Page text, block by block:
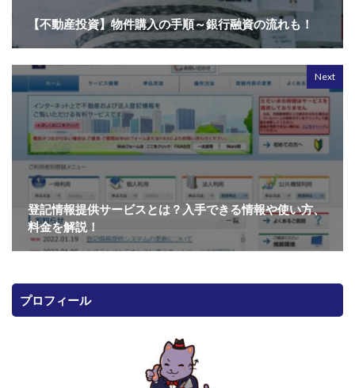
【不動産投資】物件購入の手順～銀行融資の流れも！
Next
登記情報提供サービスとは？入手できる情報や使い方、
料金を解説！
プロフィール